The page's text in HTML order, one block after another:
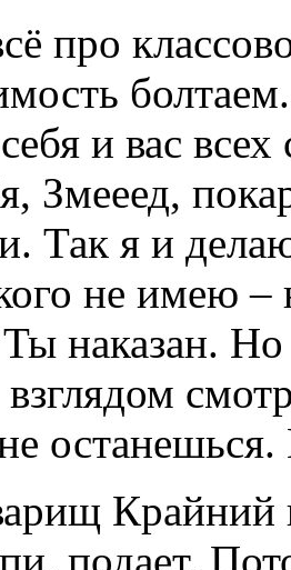
про
и вас
Змееед,
Так я и
не имею –
Ты наказан.
взглядом
Крайний
подает.